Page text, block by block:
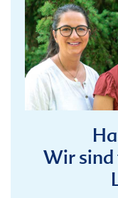
Wir sind